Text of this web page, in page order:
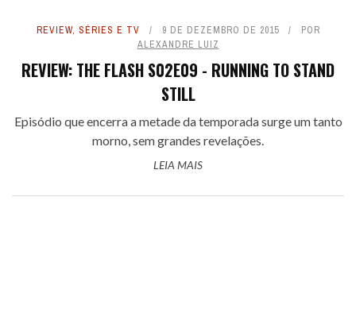
REVIEW, SÉRIES E TV 9 DE DEZEMBRO DE 2015
POR
ALEXANDRE LUIZ
REVIEW: THE FLASH S02E09 - RUNNING TO STAND
STILL
Episódio que encerra a metade da temporada surge um tanto
morno, sem grandes revelações.
LEIA MAIS